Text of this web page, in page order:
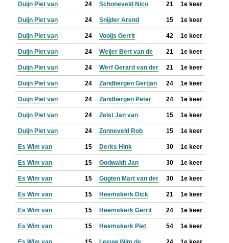
Duijn Piet van 24 Schoneveld Nico 21 1e keer
Duijn Piet van 24 Snijder Arend 15 1e keer
Duijn Piet van 24 Vooijs Gerrit 42 1e keer
Duijn Piet van 24 Weijer Bert van de 21 1e keer
Duijn Piet van 24 Werf Gerard van der 21 1e keer
Duijn Piet van 24 Zandbergen Gertjan 24 1e keer
Duijn Piet van 24 Zandbergen Peter 24 1e keer
Duijn Piet van 24 Zelst Jan van 15 1e keer
Duijn Piet van 24 Zonneveld Rob 15 1e keer
Es Wim van 15 Derks Hink 30 1e keer
Es Wim van 15 Godwaldt Jan 30 1e keer
Es Wim van 15 Gugten Mart van der 30 1e keer
Es Wim van 15 Heemskerk Dick 21 1e keer
Es Wim van 15 Heemskerk Gerrit 24 1e keer
Es Wim van 15 Heemskerk Piet 54 1e keer